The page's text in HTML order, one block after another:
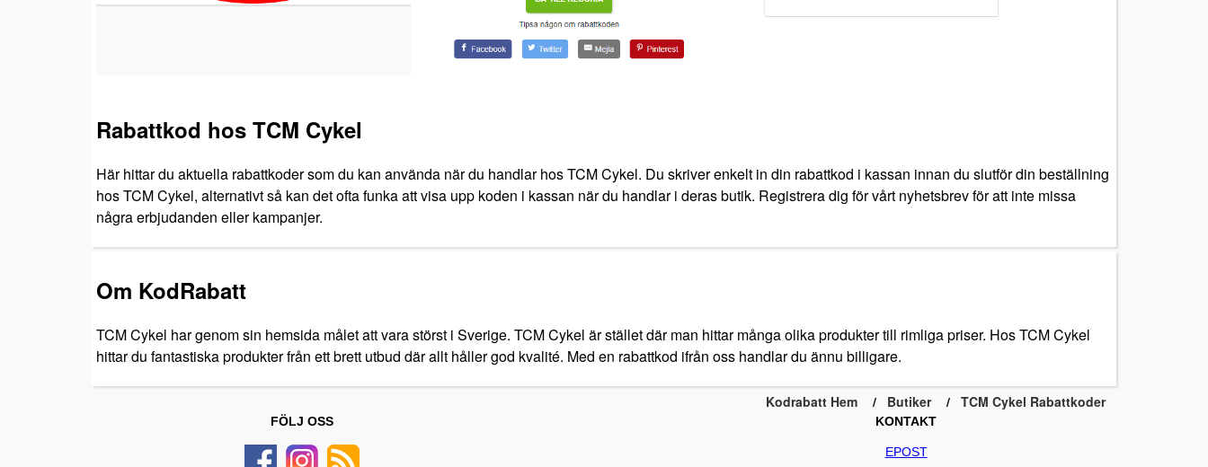
Rabattkod hos TCM Cykel
Här hittar du aktuella rabattkoder som du kan använda när du handlar hos TCM Cykel. Du skriver enkelt in din rabattkod i kassan innan du slutför din beställning
hos TCM Cykel, alternativt så kan det ofta funka att visa upp koden i kassan när du handlar i deras butik. Registrera dig för vårt nyhetsbrev för att inte missa
några erbjudanden eller kampanjer.
Om KodRabatt
TCM Cykel har genom sin hemsida målet att vara störst i Sverige. TCM Cykel är stället där man hittar många olika produkter till rimliga priser. Hos TCM Cykel
hittar du fantastiska produkter från ett brett utbud där allt håller god kvalité. Med en rabattkod ifrån oss handlar du ännu billigare.
Kodrabatt Hem Butiker TCM Cykel Rabattkoder
FÖLJ OSS KONTAKT
EPOST